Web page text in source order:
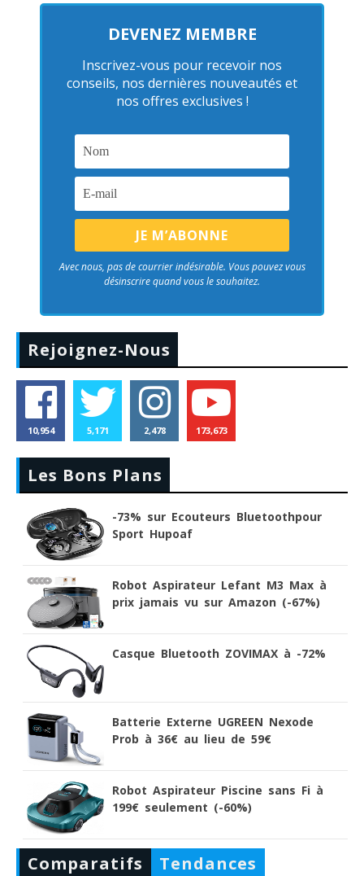
DEVENEZ MEMBRE
Inscrivez-vous pour recevoir nos
conseils, nos dernières nouveautés et
nos offres exclusives !
Avec nous, pas de courrier indésirable. Vous pouvez vous
désinscrire quand vous le souhaitez.
Rejoignez-Nous
10,954 5,171 2,478 173,673
Les Bons Plans
-73% sur Ecouteurs Bluetoothpour
Sport Hupoaf
Robot Aspirateur Lefant M3 Max à
prix jamais vu sur Amazon (-67%)
Casque Bluetooth ZOVIMAX à -72%
Batterie Externe UGREEN Nexode
Prob à 36€ au lieu de 59€
Robot Aspirateur Piscine sans Fi à
199€ seulement (-60%)
Comparatifs Tendances